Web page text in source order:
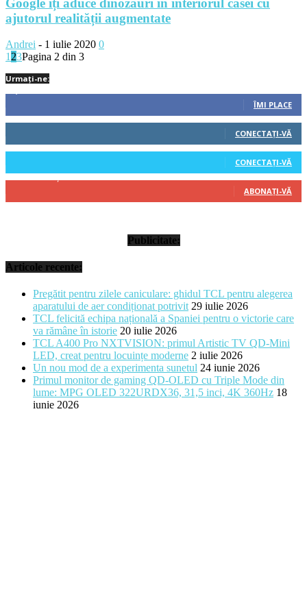
ajutorul realității augmentate
Andrei - 1 iulie 2020 0
1 23Pagina 2 din 3
Urmați-ne:
ÎMI PLACE
522 Cititori
CONECTAȚI-VĂ
45 Cititori
CONECTAȚI-VĂ
314 Abonați
ABONAȚI-VĂ
Publicitate:
Articole recente:
Pregătit pentru zilele caniculare: ghidul TCL pentru alegerea
aparatului de aer condiționat potrivit 29 iulie 2026
TCL felicită echipa națională a Spaniei pentru o victorie care
va rămâne în istorie 20 iulie 2026
TCL A400 Pro NXTVISION: primul Artistic TV QD-Mini
LED, creat pentru locuințe moderne 2 iulie 2026
Un nou mod de a experimenta sunetul 24 iunie 2026
Primul monitor de gaming QD-OLED cu Triple Mode din
lume: MPG OLED 322URDX36, 31,5 inci, 4K 360Hz 18
iunie 2026